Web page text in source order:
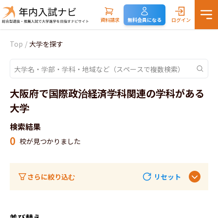
資料請求 無料会員になる ログイン
Top / 大学を探す
大阪府で国際政治経済学科関連の学科がある
大学
検索結果
0 校が見つかりました
さらに絞り込む リセット